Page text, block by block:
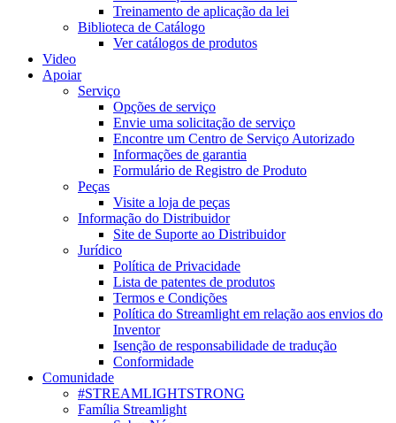
Treinamento de aplicação da lei
Biblioteca de Catálogo
Ver catálogos de produtos
Video
Apoiar
Serviço
Opções de serviço
Envie uma solicitação de serviço
Encontre um Centro de Serviço Autorizado
Informações de garantia
Formulário de Registro de Produto
Peças
Visite a loja de peças
Informação do Distribuidor
Site de Suporte ao Distribuidor
Jurídico
Política de Privacidade
Lista de patentes de produtos
Termos e Condições
Política do Streamlight em relação aos envios do
Inventor
Isenção de responsabilidade de tradução
Conformidade
Comunidade
#STREAMLIGHTSTRONG
Família Streamlight